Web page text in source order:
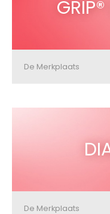
De Merkplaats
De Merkplaats